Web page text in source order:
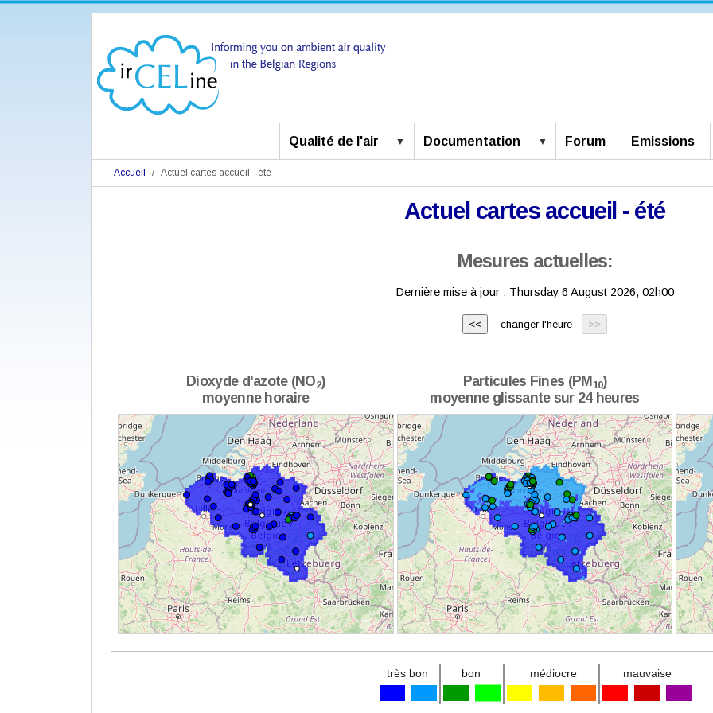
Qualité de l'air Documentation Forum Emissions
Accueil Actuel cartes accueil - été
Actuel cartes accueil - été
Mesures actuelles:
Dernière mise à jour : Thursday 6 August 2026, 02h00
changer l'heure
Dioxyde d'azote (NO2)
moyenne horaire
Particules Fines (PM 10)
moyenne glissante sur 24 heures